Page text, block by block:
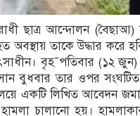
ছাত্র আন্দোলন
অবস্থায় তাকে উদ্ধার করে
বৃহ¯পতিবার (১২
বুধবার তার ওপর সংঘটিত
একটি লিখিত আবেদন
চালানো হয়।